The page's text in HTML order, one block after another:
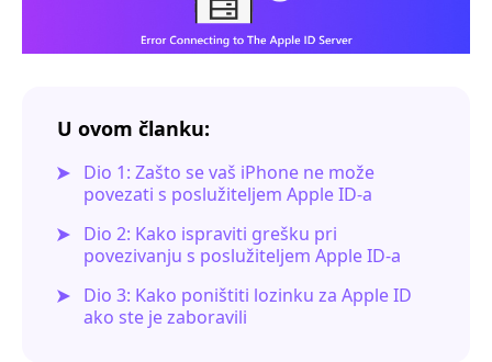
U ovom članku:
Dio 1: Zašto se vaš iPhone ne može
povezati s poslužiteljem Apple ID-a
Dio 2: Kako ispraviti grešku pri
povezivanju s poslužiteljem Apple ID-a
Dio 3: Kako poništiti lozinku za Apple ID
ako ste je zaboravili